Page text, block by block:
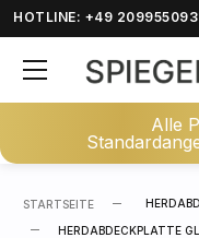
HOTLINE: +49
Alle
STARTSEITE
HERDABDECKPLATTE